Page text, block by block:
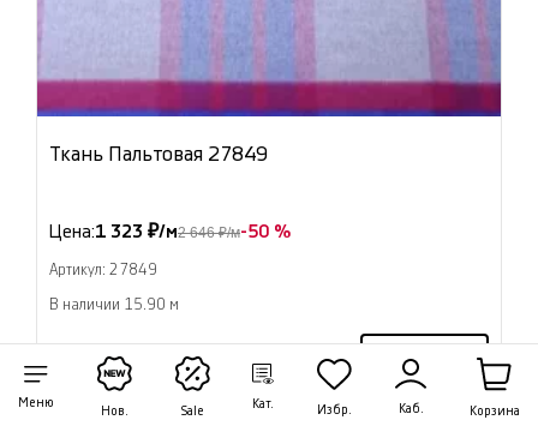
Меню
Нов. Sale
Кат. Избр. Каб. Корзина
Ткань Пальтовая 27849
Цена:1 323 ₽/м2 646 ₽/м-50 %
Артикул: 27849
В наличии 15.90 м